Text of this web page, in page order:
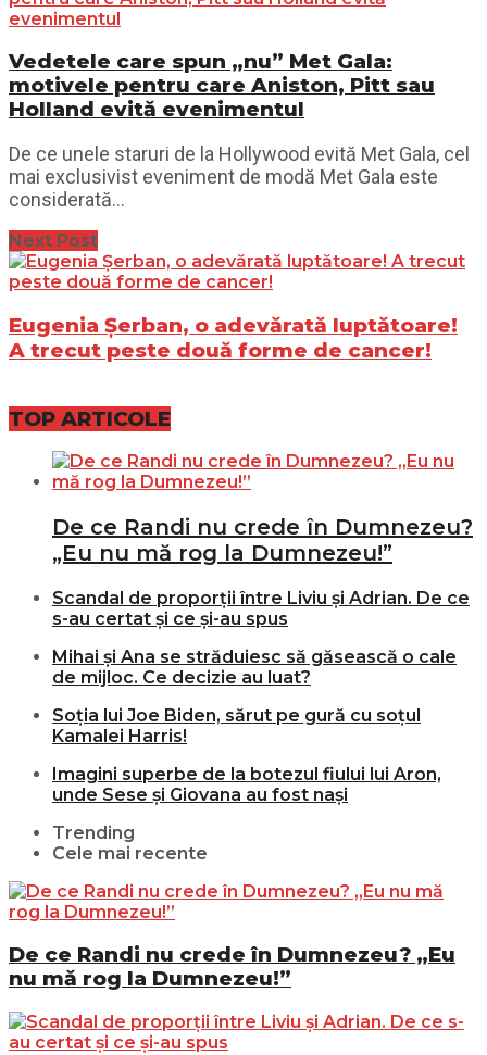
Vedetele care spun „nu” Met Gala:
motivele pentru care Aniston, Pitt sau
Holland evită evenimentul
De ce unele staruri de la Hollywood evită Met Gala, cel
mai exclusivist eveniment de modă Met Gala este
considerată...
Next Post
Eugenia Șerban, o adevărată luptătoare!
A trecut peste două forme de cancer!
TOP ARTICOLE
De ce Randi nu crede în Dumnezeu?
„Eu nu mă rog la Dumnezeu!”
Scandal de proporții între Liviu și Adrian. De ce
s-au certat și ce și-au spus
Mihai și Ana se străduiesc să găsească o cale
de mijloc. Ce decizie au luat?
Soția lui Joe Biden, sărut pe gură cu soțul
Kamalei Harris!
Imagini superbe de la botezul fiului lui Aron,
unde Sese și Giovana au fost nași
Trending
Cele mai recente
De ce Randi nu crede în Dumnezeu? „Eu
nu mă rog la Dumnezeu!”